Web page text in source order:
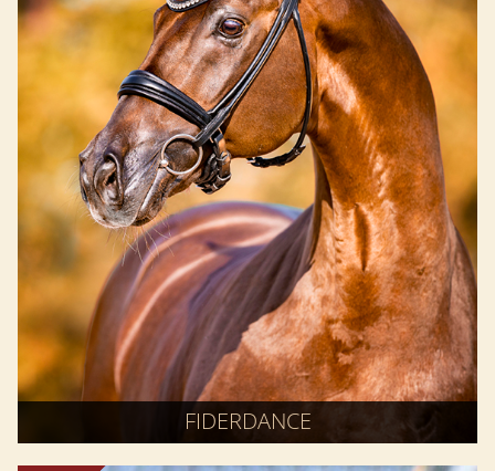
FIDERDANCE